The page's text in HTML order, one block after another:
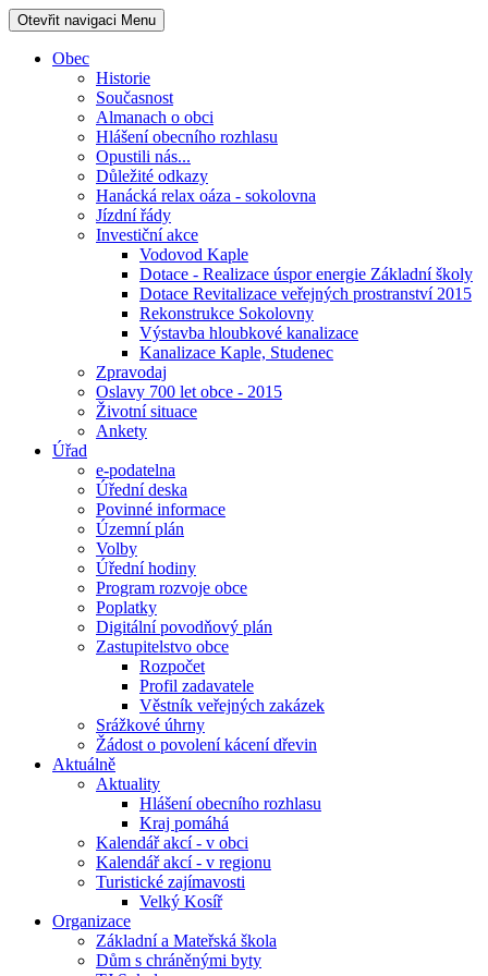
Otevřit navigaci Menu
Obec
Historie
Současnost
Almanach o obci
Hlášení obecního rozhlasu
Opustili nás...
Důležité odkazy
Hanácká relax oáza - sokolovna
Jízdní řády
Investiční akce
Vodovod Kaple
Dotace - Realizace úspor energie Základní školy
Dotace Revitalizace veřejných prostranství 2015
Rekonstrukce Sokolovny
Výstavba hloubkové kanalizace
Kanalizace Kaple, Studenec
Zpravodaj
Oslavy 700 let obce - 2015
Životní situace
Ankety
Úřad
e-podatelna
Úřední deska
Povinné informace
Územní plán
Volby
Úřední hodiny
Program rozvoje obce
Poplatky
Digitální povodňový plán
Zastupitelstvo obce
Rozpočet
Profil zadavatele
Věstník veřejných zakázek
Srážkové úhrny
Žádost o povolení kácení dřevin
Aktuálně
Aktuality
Hlášení obecního rozhlasu
Kraj pomáhá
Kalendář akcí - v obci
Kalendář akcí - v regionu
Turistické zajímavosti
Velký Kosíř
Organizace
Základní a Mateřská škola
Dům s chráněnými byty